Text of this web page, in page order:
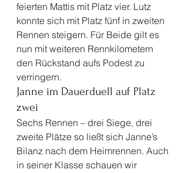
feierten Mattis mit Platz vier. Lutz
konnte sich mit Platz fünf in zweiten
Rennen steigern. Für Beide gilt es
nun mit weiteren Rennkilometern
den Rückstand aufs Podest zu
verringern.
Janne im Dauerduell auf Platz
zwei
Sechs Rennen – drei Siege, drei
zweite Plätze so ließt sich Janne’s
Bilanz nach dem Heimrennen. Auch
in seiner Klasse schauen wir